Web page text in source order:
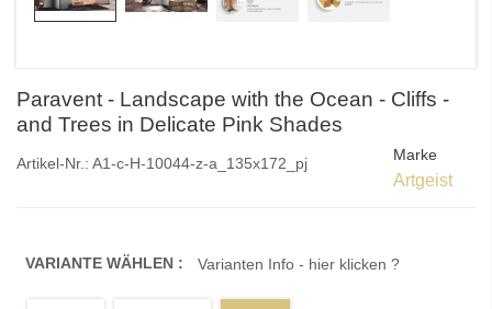
Paravent - Landscape with the Ocean - Cliffs -
and Trees in Delicate Pink Shades
Artikel-Nr.: A1-c-H-10044-z-a_135x172_pj Marke
Artgeist
VARIANTE WÄHLEN : Varianten Info - hier klicken ?